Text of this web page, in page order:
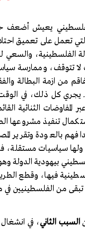
يعيش أضعف
التي تعمل على تعميق
الفلسطينية،
لا تتوقف، وممارسة
من ازمة البطالة
يجري كل ذلك، في الوقت
المفاوضات الثنائية
تنفيذ مشروعها
بالعودة وتقرير
ولها سياسيات
بيهودية الدولة
فيها، وقطع
من الفلسطينيين في
السبب الثاني، في